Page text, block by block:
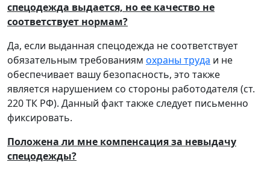
спецодежда выдается, но ее качество не
соответствует нормам?
Да, если выданная спецодежда не соответствует
обязательным требованиям охраны труда и не
обеспечивает вашу безопасность, это также
является нарушением со стороны работодателя (ст.
220 ТК РФ). Данный факт также следует письменно
фиксировать.
Положена ли мне компенсация за невыдачу
спецодежды?